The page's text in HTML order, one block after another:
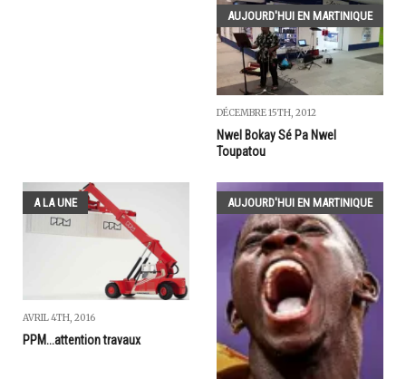
AUJOURD'HUI EN MARTINIQUE
DÉCEMBRE 15TH, 2012
Nwel Bokay Sé Pa Nwel
Toupatou
A LA UNE
AVRIL 4TH, 2016
PPM...attention travaux
AUJOURD'HUI EN MARTINIQUE